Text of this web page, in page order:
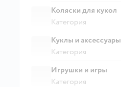
Коляски для кукол
Категория
Куклы и аксессуары
Категория
Игрушки и игры
Категория